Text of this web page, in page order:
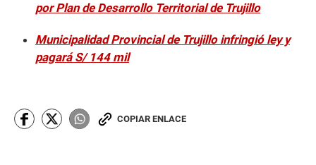
por Plan de Desarrollo Territorial de Trujillo
Municipalidad Provincial de Trujillo infringió ley y
pagará S/ 144 mil
COPIAR ENLACE